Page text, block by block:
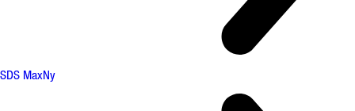
SDS MaxNy